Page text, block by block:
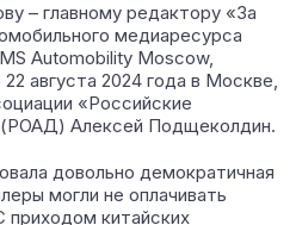
– главному редактору «За
медиаресурса
Automobility Moscow,
августа 2024 года в Москве,
«Российские
Алексей Подщеколдин.
довольно демократичная
могли не оплачивать
китайских